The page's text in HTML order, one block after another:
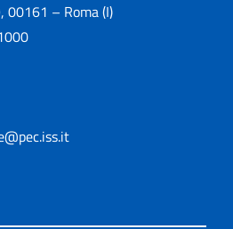
00161 – Roma (I)